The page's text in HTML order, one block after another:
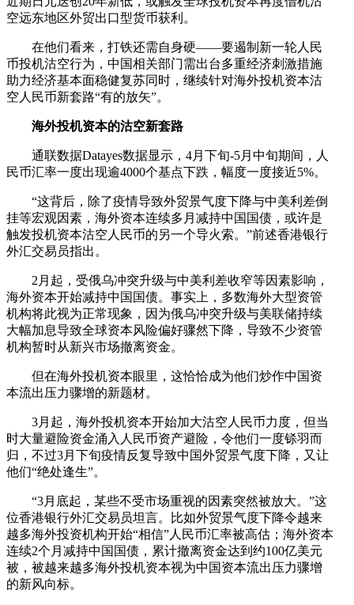
空远东地区外贸出口型货币获利。
在他们看来，打铁还需自身硬——要遏制新一轮人民
币投机沽空行为，中国相关部门需出台多重经济刺激措施
助力经济基本面稳健复苏同时，继续针对海外投机资本沽
空人民币新套路“有的放矢”。
海外投机资本的沽空新套路
通联数据Datayes数据显示，4月下旬-5月中旬期间，人
民币汇率一度出现逾4000个基点下跌，幅度一度接近5%。
“这背后，除了疫情导致外贸景气度下降与中美利差倒
挂等宏观因素，海外资本连续多月减持中国国债，或许是
触发投机资本沽空人民币的另一个导火索。”前述香港银行
外汇交易员指出。
2月起，受俄乌冲突升级与中美利差收窄等因素影响，
海外资本开始减持中国国债。事实上，多数海外大型资管
机构将此视为正常现象，因为俄乌冲突升级与美联储持续
大幅加息导致全球资本风险偏好骤然下降，导致不少资管
机构暂时从新兴市场撤离资金。
但在海外投机资本眼里，这恰恰成为他们炒作中国资
本流出压力骤增的新题材。
3月起，海外投机资本开始加大沽空人民币力度，但当
时大量避险资金涌入人民币资产避险，令他们一度铩羽而
归，不过3月下旬疫情反复导致中国外贸景气度下降，又让
他们“绝处逢生”。
“3月底起，某些不受市场重视的因素突然被放大。”这
位香港银行外汇交易员坦言。比如外贸景气度下降令越来
越多海外投资机构开始“相信”人民币汇率被高估；海外资本
连续2个月减持中国国债，累计撤离资金达到约100亿美元
被，被越来越多海外投机资本视为中国资本流出压力骤增
的新风向标。